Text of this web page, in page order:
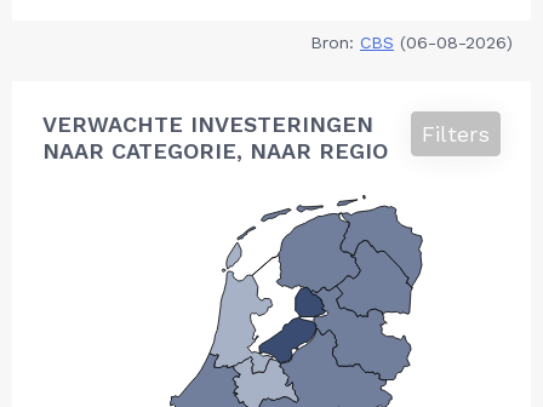
Bron: CBS (06-08-2026)
VERWACHTE INVESTERINGEN
NAAR CATEGORIE, NAAR REGIO
Filters